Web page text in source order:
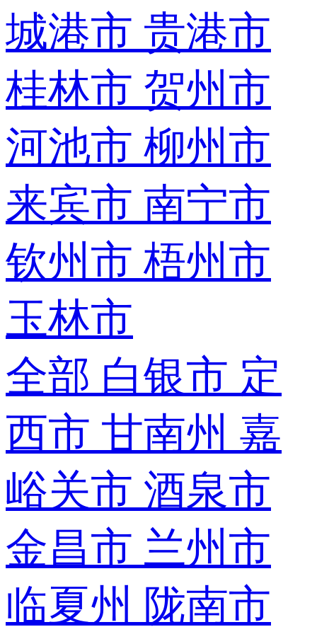
城港市 贵港市
桂林市 贺州市
河池市 柳州市
来宾市 南宁市
钦州市 梧州市
玉林市
全部 白银市 定
西市 甘南州 嘉
峪关市 酒泉市
金昌市 兰州市
临夏州 陇南市